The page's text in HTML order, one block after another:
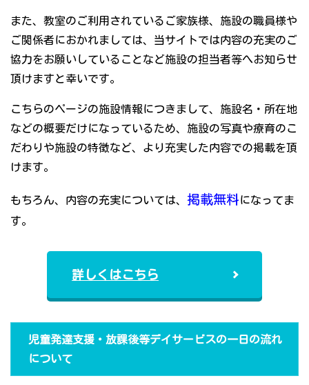
また、教室のご利用されているご家族様、施設の職員様や
ご関係者におかれましては、当サイトでは内容の充実のご
協力をお願いしていることなど施設の担当者等へお知らせ
頂けますと幸いです。
こちらのページの施設情報につきまして、施設名・所在地
などの概要だけになっているため、施設の写真や療育のこ
だわりや施設の特徴など、より充実した内容での掲載を頂
けます。
もちろん、内容の充実については、 掲載無料になってま
す。
詳しくはこちら
児童発達支援・放課後等デイサービスの一日の流れ
について